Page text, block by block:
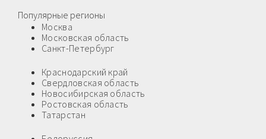
Популярные регионы
Москва
Московская область
Санкт-Петербург
Краснодарский край
Свердловская область
Новосибирская область
Ростовская область
Татарстан